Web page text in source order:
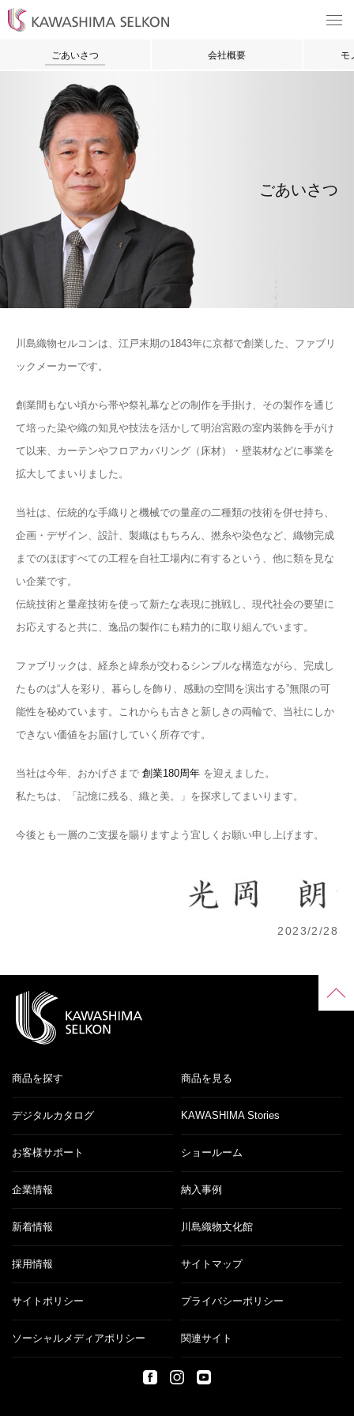
ごあいさつ 会社概要 モ
ごあいさつ
川島織物セルコンは、江戸末期の1843年に京都で創業した、ファブリ
ックメーカーです。
創業間もない頃から帯や祭礼幕などの制作を手掛け、その製作を通じ
て培った染や織の知見や技法を活かして明治宮殿の室内装飾を手がけ
て以来、カーテンやフロアカバリング（床材）・壁装材などに事業を
拡大してまいりました。
当社は、伝統的な手織りと機械での量産の二種類の技術を併せ持ち、
企画・デザイン、設計、製織はもちろん、撚糸や染色など、織物完成
までのほぼすべての工程を自社工場内に有するという、他に類を見な
い企業です。
伝統技術と量産技術を使って新たな表現に挑戦し、現代社会の要望に
お応えすると共に、逸品の製作にも精力的に取り組んでいます。
ファブリックは、経糸と緯糸が交わるシンプルな構造ながら、完成し
たものは“人を彩り、暮らしを飾り、感動の空間を演出する”無限の可
能性を秘めています。これからも古きと新しきの両輪で、当社にしか
できない価値をお届けしていく所存です。
当社は今年、おかげさまで 創業180周年 を迎えました。
私たちは、「記憶に残る、織と美。」を探求してまいります。
今後とも一層のご支援を賜りますよう宜しくお願い申し上げます。
2023/2/28
商品を探す 商品を見る
デジタルカタログ KAWASHIMA Stories
お客様サポート ショールーム
企業情報 納入事例
新着情報 川島織物文化館
採用情報 サイトマップ
サイトポリシー プライバシーポリシー
ソーシャルメディアポリシー 関連サイト